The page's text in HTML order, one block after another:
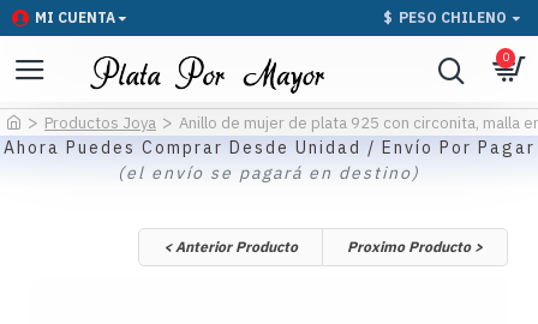
MI CUENTA $ PESO CHILENO
0
Productos Joya Anillo de mujer de plata 925 con circonita, malla
Ahora Puedes Comprar Desde Unidad / Envío Por Pagar
(el envío se pagará en destino)
< Anterior Producto Proximo Producto >